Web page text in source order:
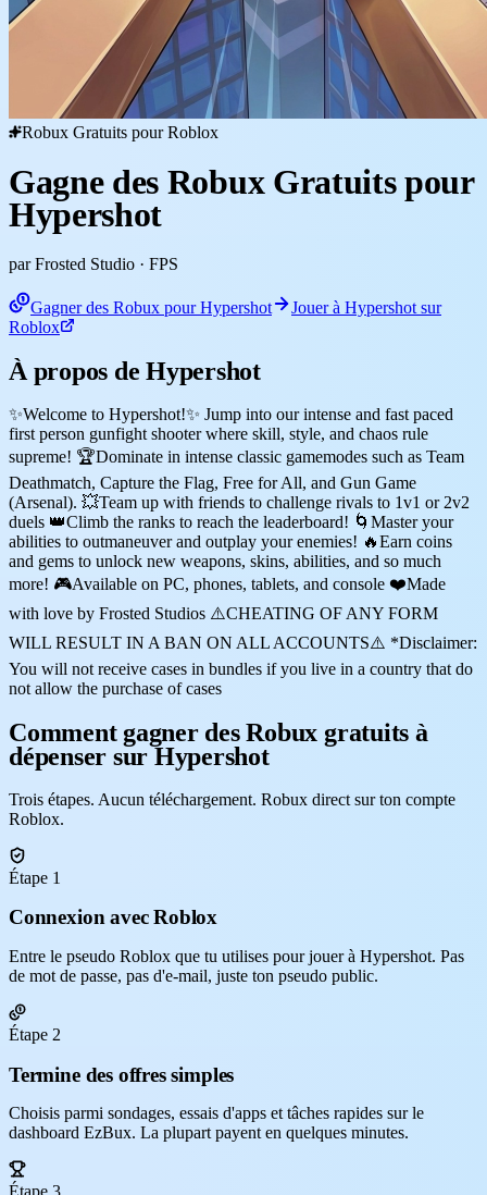
Robux Gratuits pour Roblox
Gagne des Robux Gratuits pour
Hypershot
par Frosted Studio · FPS
Gagner des Robux pour Hypershot
Jouer à Hypershot sur
Roblox
À propos de Hypershot
✨Welcome to Hypershot!✨ Jump into our intense and fast paced
first person gunfight shooter where skill, style, and chaos rule
supreme! 🏆Dominate in intense classic gamemodes such as Team
Deathmatch, Capture the Flag, Free for All, and Gun Game
(Arsenal). 💥Team up with friends to challenge rivals to 1v1 or 2v2
duels 👑Climb the ranks to reach the leaderboard! 🌀Master your
abilities to outmaneuver and outplay your enemies! 🔥Earn coins
and gems to unlock new weapons, skins, abilities, and so much
more! 🎮Available on PC, phones, tablets, and console ❤️Made
with love by Frosted Studios ⚠️CHEATING OF ANY FORM
WILL RESULT IN A BAN ON ALL ACCOUNTS⚠️ *Disclaimer:
You will not receive cases in bundles if you live in a country that do
not allow the purchase of cases
Comment gagner des Robux gratuits à
dépenser sur Hypershot
Trois étapes. Aucun téléchargement. Robux direct sur ton compte
Roblox.
Étape 1
Connexion avec Roblox
Entre le pseudo Roblox que tu utilises pour jouer à Hypershot. Pas
de mot de passe, pas d'e-mail, juste ton pseudo public.
Étape 2
Termine des offres simples
Choisis parmi sondages, essais d'apps et tâches rapides sur le
dashboard EzBux. La plupart payent en quelques minutes.